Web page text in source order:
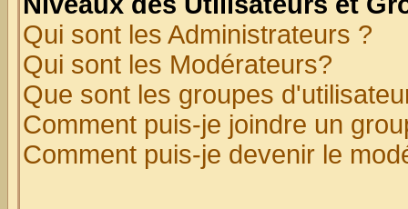
Qui sont les Administrateurs ?
Qui sont les Modérateurs?
Que sont les groupes
Comment puis-je joindre un
Comment puis-je devenir le